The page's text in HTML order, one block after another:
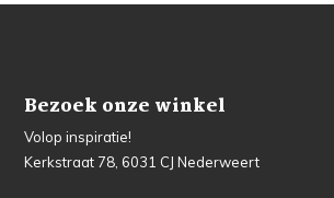
Bezoek onze winkel
Volop inspiratie!
Kerkstraat 78, 6031 CJ Nederweert